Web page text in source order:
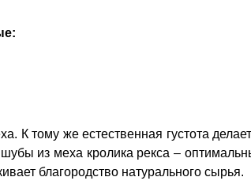
К тому же естественная густота
из меха кролика рекса –
благородство натурального сырья.